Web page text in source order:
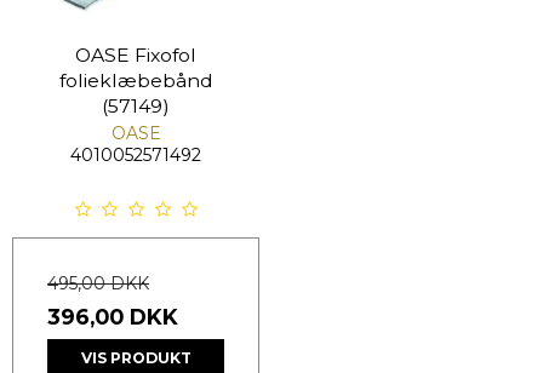
OASE Fixofol
folieklæbebånd
(57149)
OASE
4010052571492
495,00 DKK
396,00 DKK
VIS PRODUKT